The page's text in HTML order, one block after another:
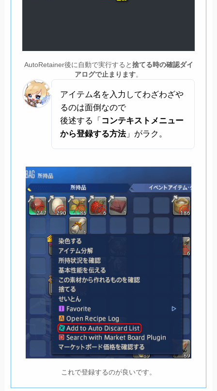
AutoRetainer後に自動で実行すると捨てる時の確認ダイ
アログで止まります。
アイテム名を入力してわざわざや
るのは面倒なので
後述する「 コンテキストメニュー
から登録する方法」がラク。
これで登録するのが良いです。